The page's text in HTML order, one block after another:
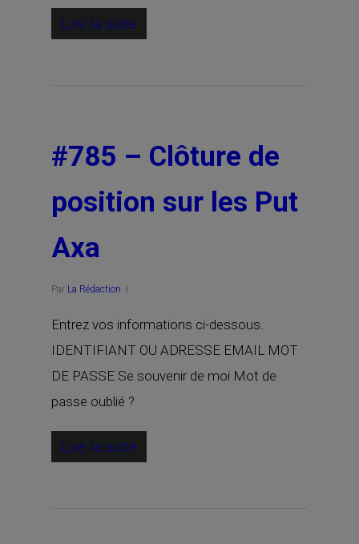
Lire la suite
#785 – Clôture de
position sur les Put
Axa
Par La Rédaction
Entrez vos informations ci-dessous.
IDENTIFIANT OU ADRESSE EMAIL MOT
DE PASSE Se souvenir de moi Mot de
passe oublié ?
Lire la suite